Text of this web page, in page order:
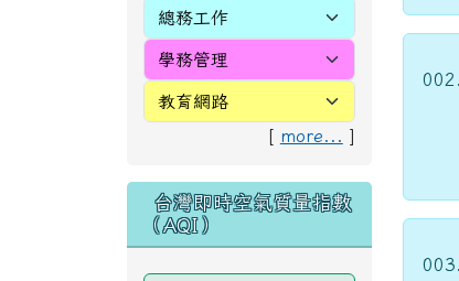
[ more... ]
台灣即時空氣質量指數
（AQI）
002.
003.